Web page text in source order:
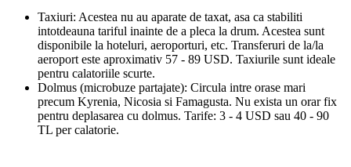
Taxiuri: Acestea nu au aparate de taxat, asa ca stabiliti
intotdeauna tariful inainte de a pleca la drum. Acestea sunt
disponibile la hoteluri, aeroporturi, etc. Transferuri de la/la
aeroport este aproximativ 57 - 89 USD. Taxiurile sunt ideale
pentru calatoriile scurte.
Dolmus (microbuze partajate): Circula intre orase mari
precum Kyrenia, Nicosia si Famagusta. Nu exista un orar fix
pentru deplasarea cu dolmus. Tarife: 3 - 4 USD sau 40 - 90
TL per calatorie.